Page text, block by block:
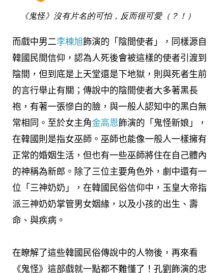
《鬼怪》沒有片名的可怕，反而很可愛（？！）
而戲中男二李棟旭飾演的「陰間使者」，同樣源自
韓國民間信仰，認為人死後會被這樣的使者引渡到
陰間，但到底是上天堂還是下地獄，則與死者生前
的言行舉止有關；傳說中的陰間使者大多著黑長
袍，有著一張慘白的臉，與一般人認知中的黑白無
常相同。至於女主角金高恩飾演的「鬼怪新娘」，
在韓國則是指女巫師。巫師也能像一般人一樣擁有
正常的婚姻生活，但也有一些巫師將住在自己體內
的神稱為新郎。除了三位主要角色外，劇中還有一
位「三神奶奶」，在韓國民俗信仰中，玉皇大帝指
派三神奶奶掌管男女姻緣，以及小孩的出生、壽
命、與疾病。
在瞭解了這些韓國民俗傳說中的人物後，再來看
《鬼怪》這部戲就一點都不難懂了！孔劉飾演的忠